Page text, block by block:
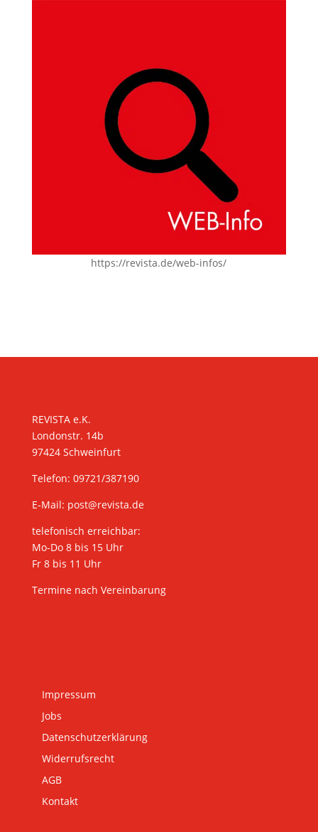
https://revista.de/web-infos/
REVISTA e.K.
Londonstr. 14b
97424 Schweinfurt
Telefon: 09721/387190
E-Mail: post@revista.de
telefonisch erreichbar:
Mo-Do 8 bis 15 Uhr
Fr 8 bis 11 Uhr
Termine nach Vereinbarung
Impressum
Jobs
Datenschutzerklärung
Widerrufsrecht
AGB
Kontakt